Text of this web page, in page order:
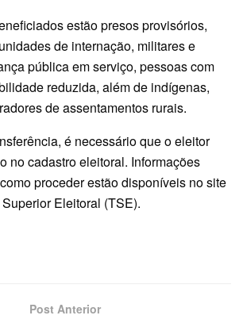
estão presos provisórios,
de internação, militares e
pública em serviço, pessoas com
reduzida, além de indígenas,
de assentamentos rurais.
é necessário que o eleitor
no cadastro eleitoral. Informações
proceder estão disponíveis no site
Eleitoral (TSE).
Post Anterior